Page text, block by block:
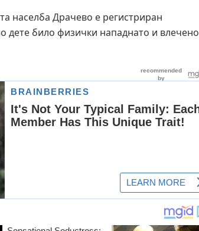
населба Драчево е регистриран
дете било физички нападнато и влечено